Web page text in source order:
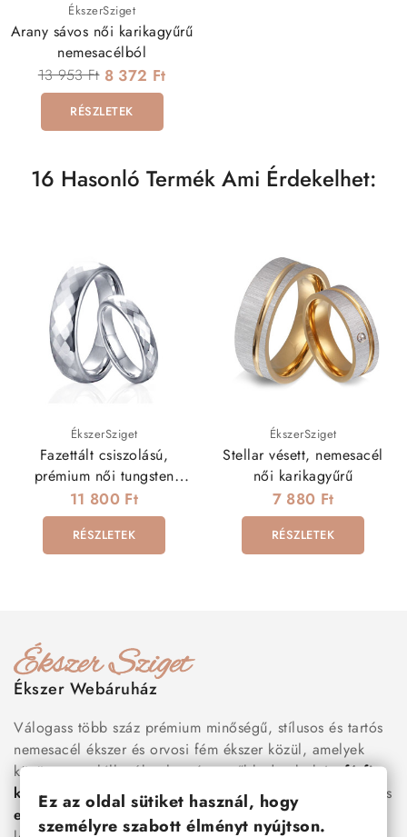
ÉkszerSziget
Arany sávos női karikagyűrű
nemesacélból
13 953 Ft 8 372 Ft
RÉSZLETEK
16 Hasonló Termék Ami Érdekelhet:
ÉkszerSziget
Fazettált csiszolású,
prémium női tungsten
karikagyűrű
11 800 Ft
RÉSZLETEK
ÉkszerSziget
Stellar vésett, nemesacél
női karikagyűrű
7 880 Ft
RÉSZLETEK
Ékszer Webáruház
Válogass több száz prémium minőségű, stílusos és tartós
nemesacél ékszer és orvosi fém ékszer közül, amelyek
között megtalálhatók a legnépszerűbb darabok is:férfi
karkötők
, női nyakláncok , karikagyűrűk
és
esküvői kiegészítőkegyaránt. Webáruházunkban a
Ez az oldal sütiket használ, hogy
személyre szabott élményt nyújtson.